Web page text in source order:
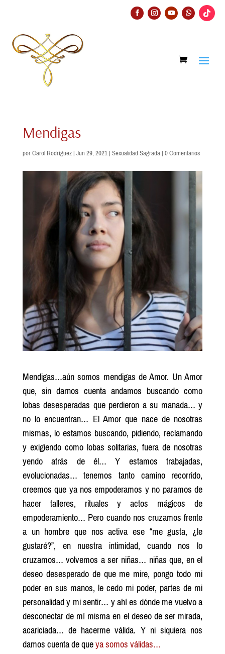
Mendigas
porCarol Rodríguez|Jun 29, 2021|Sexualidad Sagrada|0 Comentarios
Mendigas…aún somos mendigas de Amor. Un Amor
que, sin darnos cuenta andamos buscando como
lobas desesperadas que perdieron a su manada… y
no lo encuentran… El Amor que nace de nosotras
mismas, lo estamos buscando, pidiendo, reclamando
y exigiendo como lobas solitarias, fuera de nosotras
yendo atrás de él… Y estamos trabajadas,
evolucionadas… tenemos tanto camino recorrido,
creemos que ya nos empoderamos y no paramos de
hacer talleres, rituales y actos mágicos de
empoderamiento… Pero cuando nos cruzamos frente
a un hombre que nos activa ese “me gusta, ¿le
gustaré?”, en nuestra intimidad, cuando nos lo
cruzamos… volvemos a ser niñas… niñas que, en el
deseo desesperado de que me mire, pongo todo mi
poder en sus manos, le cedo mi poder, partes de mi
personalidad y mi sentir… y ahí es dónde me vuelvo a
desconectar de mí misma en el deseo de ser mirada,
acariciada… de hacerme válida. Y ni siquiera nos
damos cuenta de queya somos válidas…